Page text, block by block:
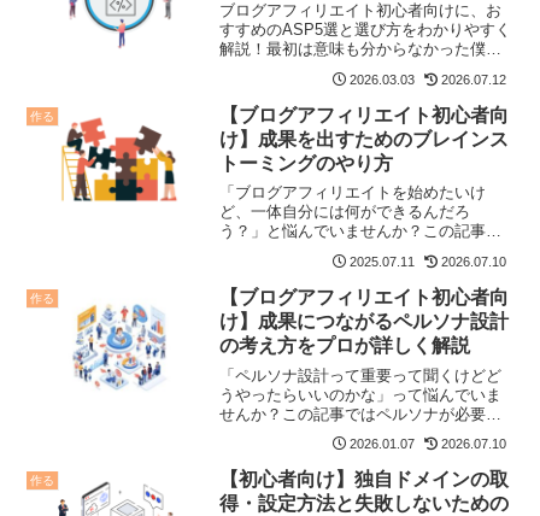
ブログアフィリエイト初心者向けに、お
すすめのASP5選と選び方をわかりやすく
解説！最初は意味も分からなかった僕
が、月10万円稼げるようになった実体験
をもとに、審査なしの定番ASPや登録の
コツをお伝えします。すぐブログの収益
化を始めましょう。
2026.03.03 2026.07.12
作る
【ブログアフィリエイト初心者向
け】成果を出すためのブレインス
トーミングのやり方
「ブログアフィリエイトを始めたいけ
ど、一体自分には何ができるんだろ
う？」と悩んでいませんか？この記事で
は自身の経験やスキルの棚卸しとなるブ
レインストーミングのやり方を初心者向
けに詳しく解説しています。もしテーマ
にお困りなら必見の記事です。
2025.07.11 2026.07.10
作る
【ブログアフィリエイト初心者向
け】成果につながるペルソナ設計
の考え方をプロが詳しく解説
「ペルソナ設計って重要って聞くけどど
うやったらいいのかな」って悩んでいま
せんか？この記事ではペルソナが必要な
理由から具体的な手順、その後にやるこ
とまでを一括に詳しく解説しています。
もしペルソナ設計でお悩みなら必見の記
事です。
2026.01.07 2026.07.10
作る
【初心者向け】独自ドメインの取
得・設定方法と失敗しないための